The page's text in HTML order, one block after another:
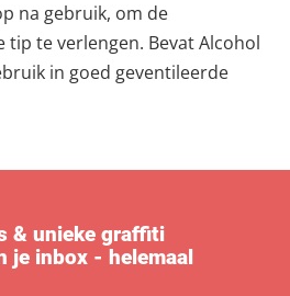
na gebruik, om de
tip te verlengen. Bevat Alcohol
in goed geventileerde
& unieke graffiti
je inbox - helemaal